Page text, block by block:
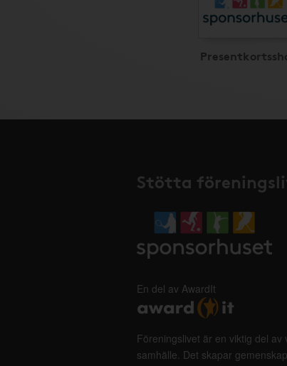
Stötta
En del av AwardIt
Föreningslivet är en viktig del av
samhälle. Det skapar